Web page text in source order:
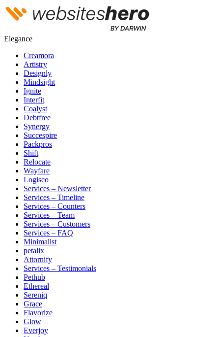
Elegance
Creamora
Artistry
Designly
Mindsight
Ignite
Interfit
Coalyst
Debtfree
Synergy
Succespire
Packpros
Shift
Relocate
Wayfare
Logisco
Services – Newsletter
Services – Timeline
Services – Counters
Services – Team
Services – Customers
Services – FAQ
Minimalist
petalix
Attornify
Services – Testimonials
Pethub
Ethereal
Sereniq
Grace
Flavorize
Glow
Everjoy